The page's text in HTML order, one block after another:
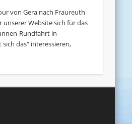
von Gera nach Fraureuth
unserer Website sich für das
Rundfahrt in
das“ interessieren,